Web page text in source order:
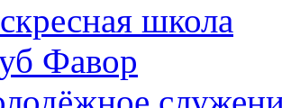
школа
Фавор